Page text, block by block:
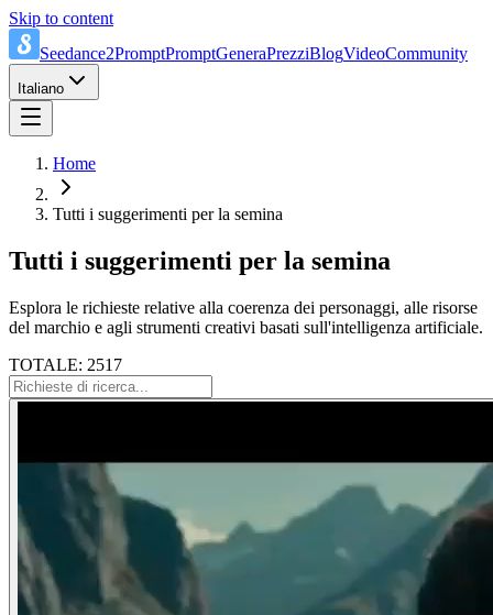
Skip to content
Seedance2PromptPromptGeneraPrezziBlogVideoCommunity
Italiano
Home
Tutti i suggerimenti per la semina
Tutti i suggerimenti per la semina
Esplora le richieste relative alla coerenza dei personaggi, alle risorse
del marchio e agli strumenti creativi basati sull'intelligenza artificiale.
TOTALE: 2517